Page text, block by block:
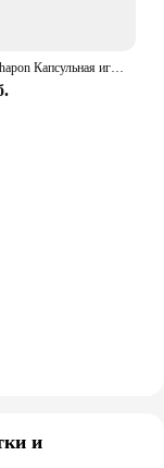
Re-ment Gashapon Капсульная игрушка Sanrio My Melody Room, милая кавайная клубничная комната, мультяшная миниатюрная конфетная игрушка, украшение, подарки для детей
и